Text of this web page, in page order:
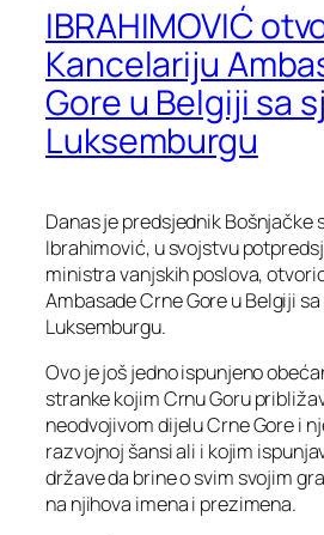
IBRAHIMOVIĆ
Kancelariju
Gore u Belgiji sa
Luksemburgu
Danas je predsjednik Bošnjačke
Ibrahimović, u svojstvu
ministra vanjskih poslova,
Ambasade Crne Gore u Belgiji
Luksemburgu.
Ovo je još jedno ispunjeno
stranke kojim Crnu Goru
neodvojivom dijelu Crne Gore i
razvojnoj šansi ali i kojim
države da brine o svim svojim
na njihova imena i prezimena.